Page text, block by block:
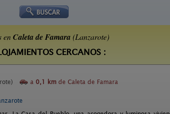
enCaleta de Famara (Lanzarote)
CERCANOS :
a 0,1 km de Caleta de Famara